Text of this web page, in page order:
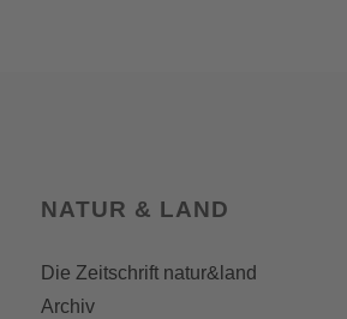
NATUR & LAND
Die Zeitschrift natur&land
Archiv